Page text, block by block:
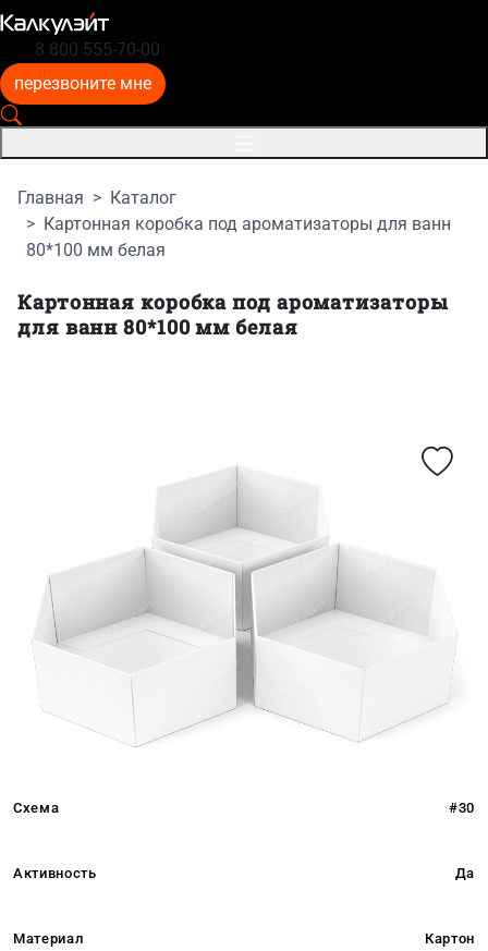
8 800 555-70-00
перезвоните мне
Главная
Каталог
Картонная коробка под ароматизаторы для ванн
80*100 мм белая
Картонная коробка под ароматизаторы
для ванн 80*100 мм белая
Схема #30
Активность Да
Материал Картон